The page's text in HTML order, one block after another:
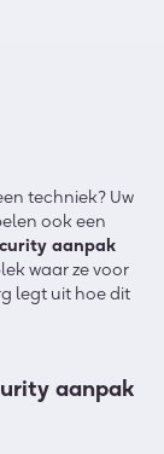
techniek? Uw
ook een
aanpak
waar ze voor
legt uit hoe dit
aanpak